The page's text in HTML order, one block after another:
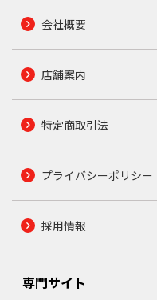
会社概要
店舗案内
特定商取引法
プライバシーポリシー
採用情報
専門サイト